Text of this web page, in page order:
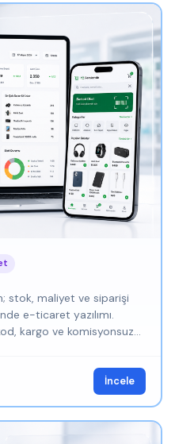
stok, maliyet ve siparişi
e-ticaret yazılımı.
kargo ve komisyonsuz
İncele